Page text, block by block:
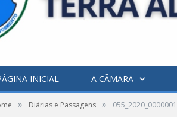
INICIAL A CÂMARA
» Diárias e Passagens » 055_2020_0000001